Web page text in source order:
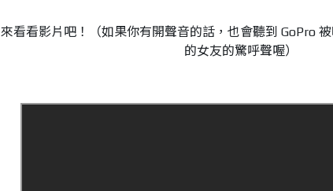
來看看影片吧！（如果你有開聲音的話，也會聽到 GoPro
的女友的驚呼聲喔）